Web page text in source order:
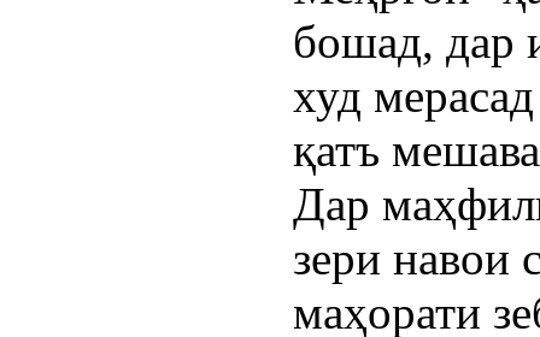
бошад, дар
худ
қатъ
Дар
зери навои
маҳорати